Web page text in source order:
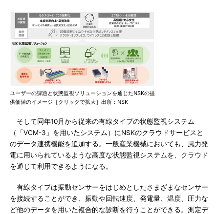
ユーザーの課題と状態監視ソリューションを通じたNSKの提
供価値のイメージ［クリックで拡大］出所：NSK
そして同年10月から従来の有線タイプの状態監視システム
（「VCM-3」を用いたシステム）にNSKのクラウドサービスと
のデータ連携機能を追加する。一般産業機械においても、風力発
電に用いられているような高度な状態監視システムを、クラウド
を通じて利用できるようになる。
有線タイプは振動センサーをはじめとしたさまざまなセンサー
を接続することができ、振動や回転速度、発電量、温度、圧力な
ど他のデータを用いた複合的な診断を行うことができる。測定デ